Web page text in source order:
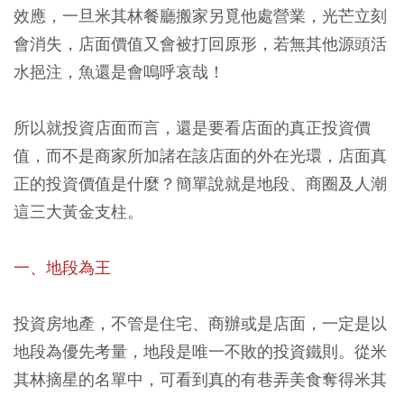
效應，一旦米其林餐廳搬家另覓他處營業，光芒立刻
會消失，店面價值又會被打回原形，若無其他源頭活
水挹注，魚還是會嗚呼哀哉！
所以就投資店面而言，還是要看店面的真正投資價
值，而不是商家所加諸在該店面的外在光環，店面真
正的投資價值是什麼？簡單說就是地段、商圈及人潮
這三大黃金支柱。
一、地段為王
投資房地產，不管是住宅、商辦或是店面，一定是以
地段為優先考量，地段是唯一不敗的投資鐵則。從米
其林摘星的名單中，可看到真的有巷弄美食奪得米其